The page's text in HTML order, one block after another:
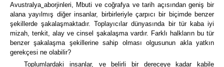
Avustralya aborjinleri, Mbuti ve coğrafya ve tarih açısından geniş bir
alana yayılmış diğer insanlar, birbirleriyle çarpıcı bir biçimde benzer
şekillerde şakalaşmaktadır.Toplayıcılar dünyasında bir tür kaba iyi
mizah, tenkit, alay ve cinsel şakalaşma vardır. Farklı halkların bu tür
benzer şakalaşma şekillerine sahip olması olgusunun akla yatkın
gerekçesi ne olabilir?
Toplumlardaki insanlar, ve belirli bir dereceye kadar kabile